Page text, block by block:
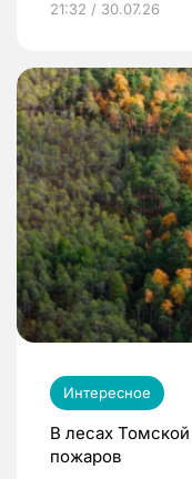
21:32 / 30.07.26
Интересное
В лесах Томской
пожаров